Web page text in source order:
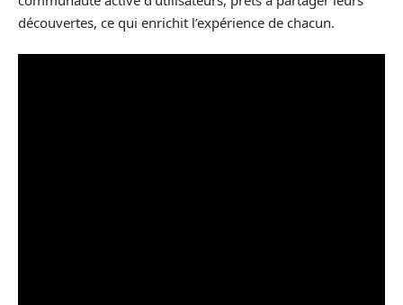
découvertes, ce qui enrichit l’expérience de chacun.